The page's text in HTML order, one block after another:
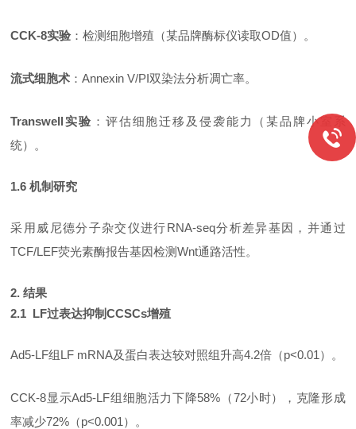
CCK-8实验：检测细胞增殖（某品牌酶标仪读取OD值）。
流式细胞术 ：Annexin V/PI双染法分析凋亡率。
Transwell实验 ：评估细胞迁移及侵袭能力（某品牌小室系
统）。
1.6 机制研究
采用威尼德分子杂交仪进行RNA-seq分析差异基因，并通过
TCF/LEF荧光素酶报告基因检测Wnt通路活性。
2. 结果
2.1 LF过表达抑制CCSCs增殖
Ad5-LF组LF mRNA及蛋白表达较对照组升高4.2倍（p<0.01）。
CCK-8显示Ad5-LF组细胞活力下降58%（72小时），克隆形成
率减少72%（p<0.001）。